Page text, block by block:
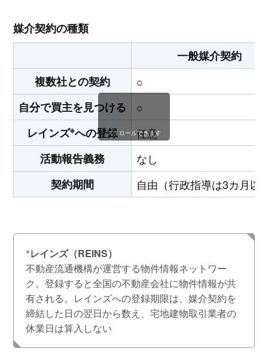
媒介契約の種類
一般媒介契約
複数社との契約
○
自分で買主を見つける
○
レインズ※への登録
任意
活動報告義務
なし
契約期間
自由（行政指導は3カ月以
スクロールできます
※レインズ（REINS）
不動産流通機構が運営する物件情報ネットワー
ク。登録すると全国の不動産会社に物件情報が共
有される。レインズへの登録期限は、媒介契約を
締結した日の翌日から数え、宅地建物取引業者の
休業日は算入しない